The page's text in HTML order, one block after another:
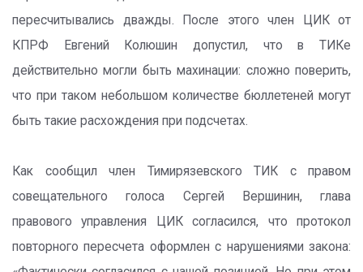
пересчитывались дважды. После этого член ЦИК от
КПРФ Евгений Колюшин допустил, что в ТИКе
действительно могли быть махинации: сложно поверить,
что при таком небольшом количестве бюллетеней могут
быть такие расхождения при подсчетах.
Как сообщил член Тимирязевского ТИК с правом
совещательного голоса Сергей Вершинин, глава
правового управления ЦИК согласился, что протокол
повторного пересчета оформлен с нарушениями закона: